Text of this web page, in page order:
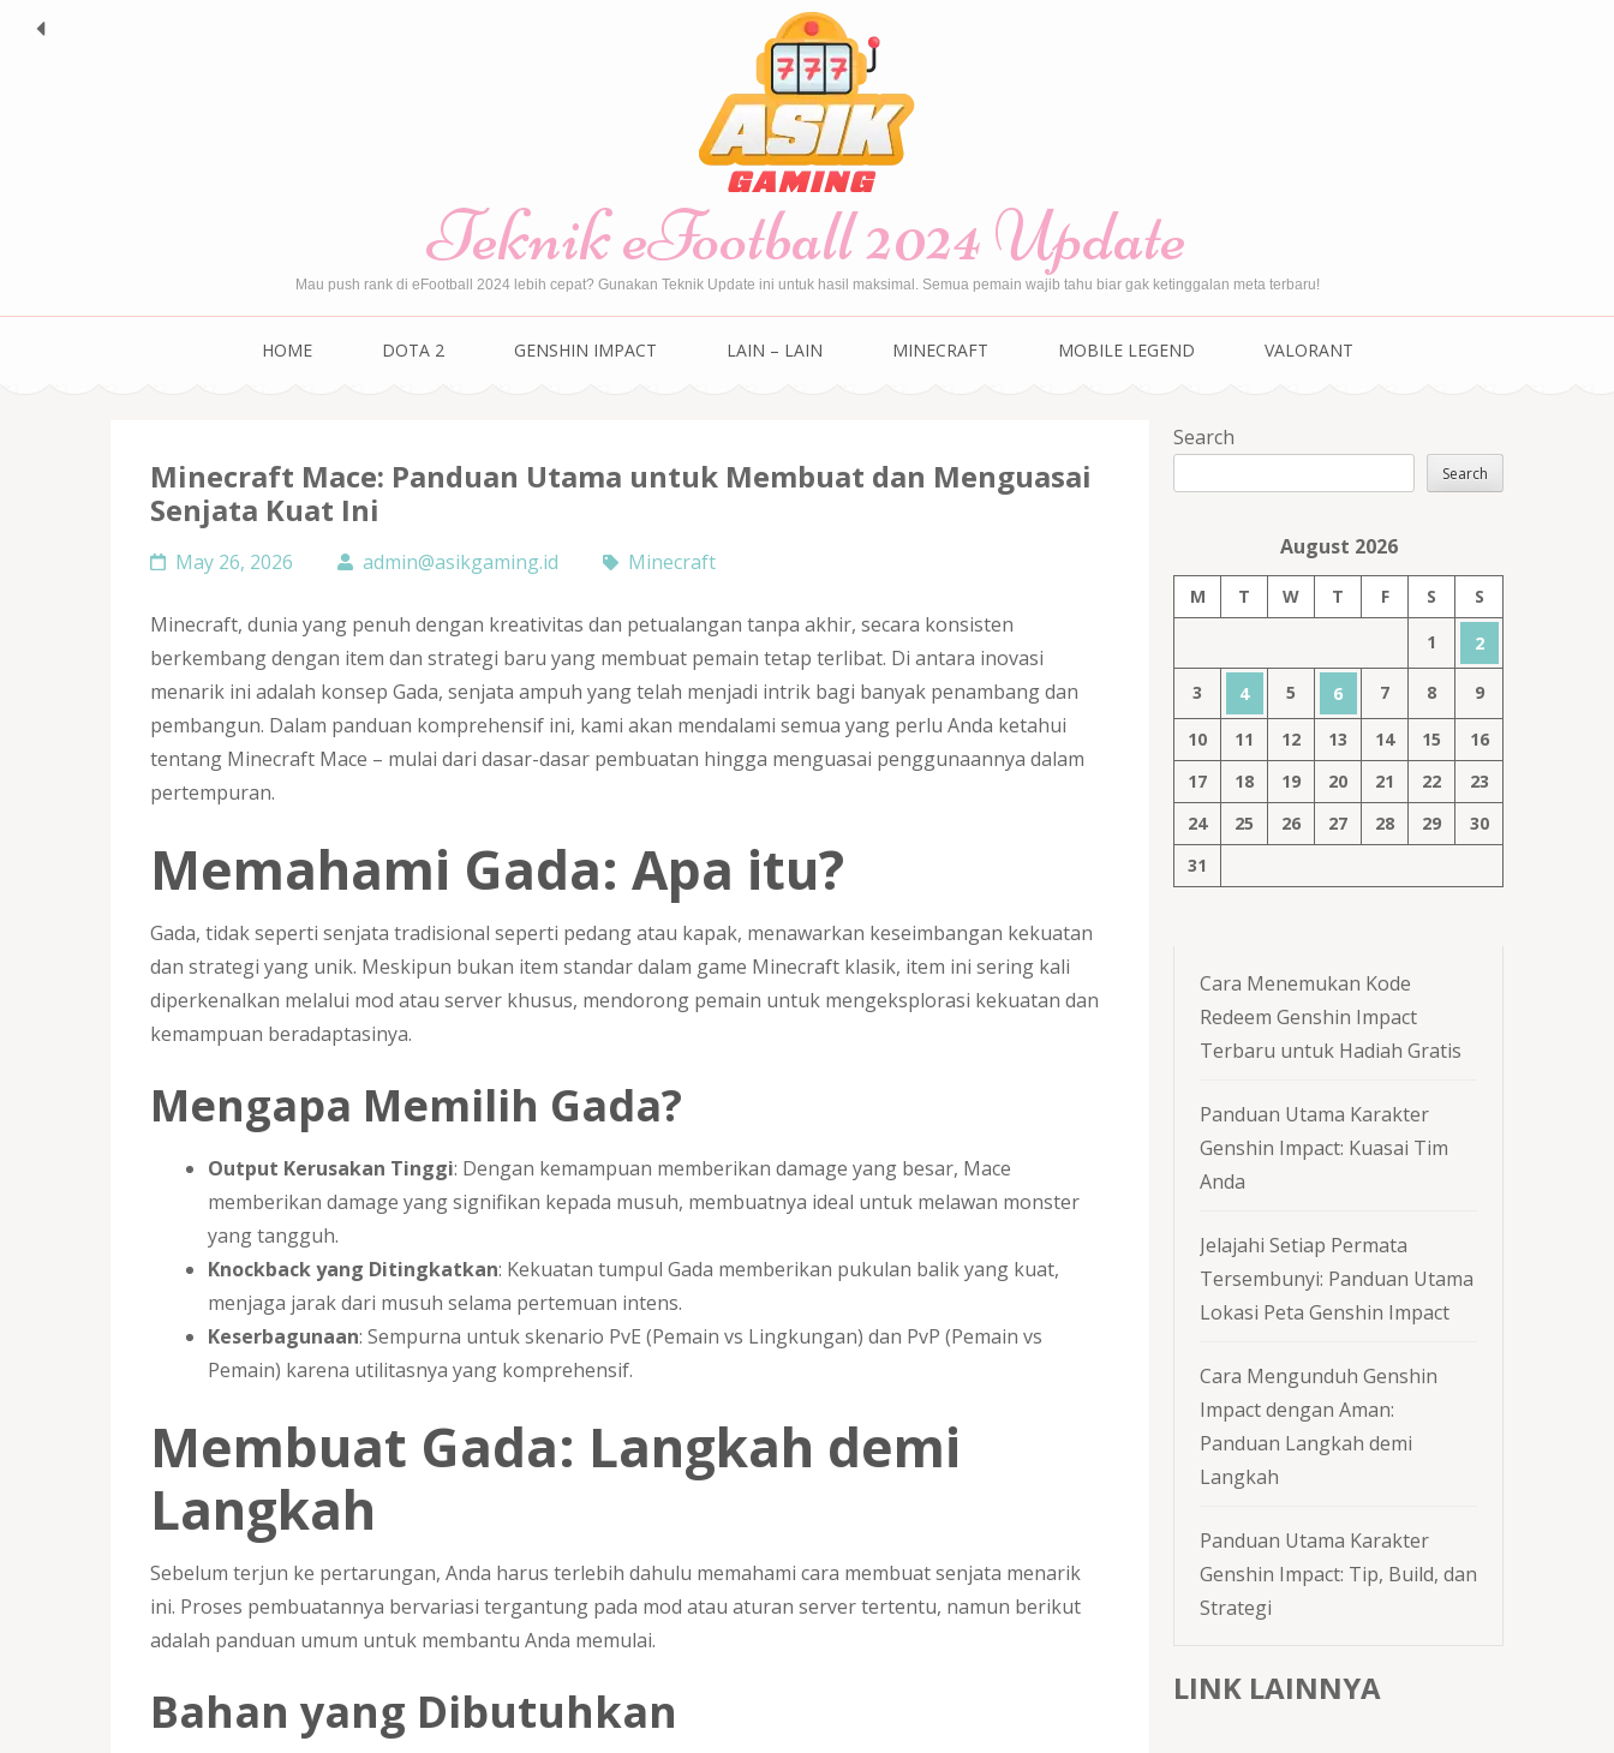
Teknik eFootball 2024 Update
Mau push rank di eFootball 2024 lebih cepat? Gunakan Teknik Update ini untuk hasil maksimal. Semua pemain wajib tahu biar gak ketinggalan meta terbaru!
HOME DOTA 2 GENSHIN IMPACT LAIN – LAIN MINECRAFT MOBILE LEGEND VALORANT
Minecraft Mace: Panduan Utama untuk Membuat dan Menguasai
Senjata Kuat Ini
May 26, 2026 admin@asikgaming.id Minecraft
Minecraft, dunia yang penuh dengan kreativitas dan petualangan tanpa akhir, secara konsisten
berkembang dengan item dan strategi baru yang membuat pemain tetap terlibat. Di antara inovasi
menarik ini adalah konsep Gada, senjata ampuh yang telah menjadi intrik bagi banyak penambang dan
pembangun. Dalam panduan komprehensif ini, kami akan mendalami semua yang perlu Anda ketahui
tentang Minecraft Mace – mulai dari dasar-dasar pembuatan hingga menguasai penggunaannya dalam
pertempuran.
Memahami Gada: Apa itu?
Gada, tidak seperti senjata tradisional seperti pedang atau kapak, menawarkan keseimbangan kekuatan
dan strategi yang unik. Meskipun bukan item standar dalam game Minecraft klasik, item ini sering kali
diperkenalkan melalui mod atau server khusus, mendorong pemain untuk mengeksplorasi kekuatan dan
kemampuan beradaptasinya.
Mengapa Memilih Gada?
Output Kerusakan Tinggi: Dengan kemampuan memberikan damage yang besar, Mace
memberikan damage yang signifikan kepada musuh, membuatnya ideal untuk melawan monster
yang tangguh.
Knockback yang Ditingkatkan: Kekuatan tumpul Gada memberikan pukulan balik yang kuat,
menjaga jarak dari musuh selama pertemuan intens.
Keserbagunaan: Sempurna untuk skenario PvE (Pemain vs Lingkungan) dan PvP (Pemain vs
Pemain) karena utilitasnya yang komprehensif.
Membuat Gada: Langkah demi
Langkah
Sebelum terjun ke pertarungan, Anda harus terlebih dahulu memahami cara membuat senjata menarik
ini. Proses pembuatannya bervariasi tergantung pada mod atau aturan server tertentu, namun berikut
adalah panduan umum untuk membantu Anda memulai.
Bahan yang Dibutuhkan
Search
Search
August 2026
M T W T F S
S
1
2
3 4 5 6 7 8 9
10 11 12 13 14 15
16
17
18 19 20 21 22
23
24
25 26 27 28 29
30
31
Cara Menemukan Kode
Redeem Genshin Impact
Terbaru untuk Hadiah Gratis
Panduan Utama Karakter
Genshin Impact: Kuasai Tim
Anda
Jelajahi Setiap Permata
Tersembunyi: Panduan Utama
Lokasi Peta Genshin Impact
Cara Mengunduh Genshin
Impact dengan Aman:
Panduan Langkah demi
Langkah
Panduan Utama Karakter
Genshin Impact: Tip, Build, dan
Strategi
LINK LAINNYA